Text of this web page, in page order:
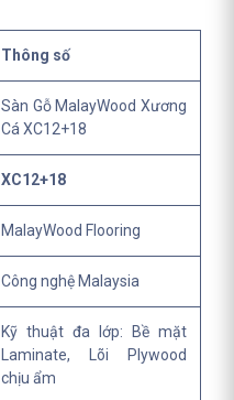
Thông số
Sàn Gỗ MalayWood Xương
Cá XC12+18
XC12+18
MalayWood Flooring
Công nghệ Malaysia
Kỹ thuật đa lớp: Bề mặt
Laminate, Lõi Plywood
chịu ẩm